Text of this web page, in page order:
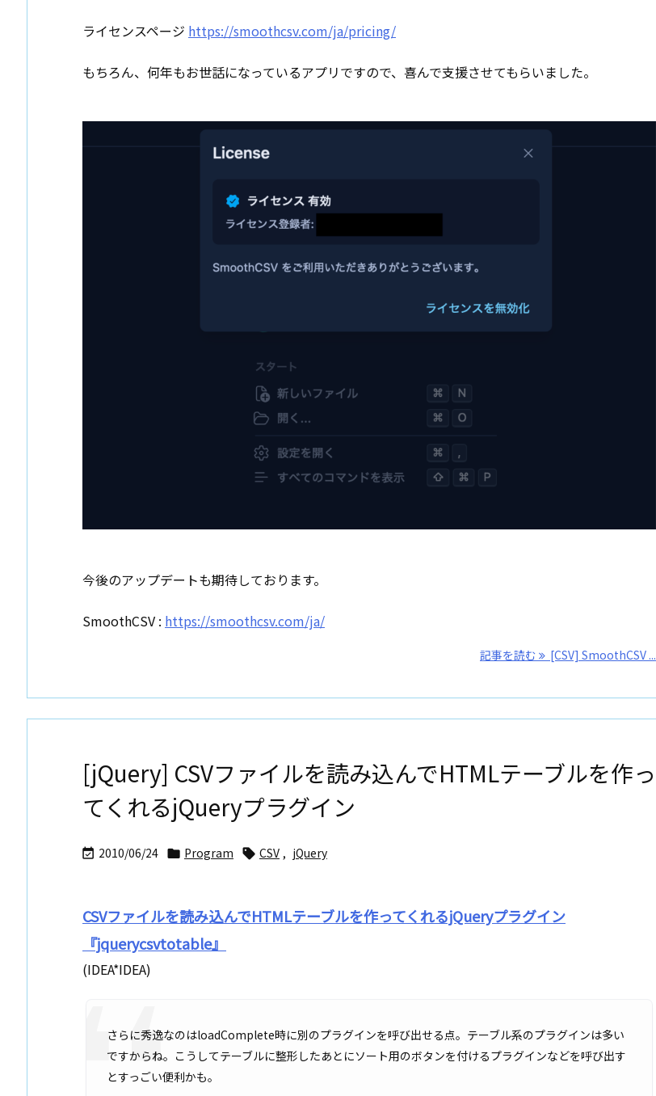
ライセンスページ https://smoothcsv.com/ja/pricing/
もちろん、何年もお世話になっているアプリですので、喜んで支援させてもらいました。
今後のアップデートも期待しております。
SmoothCSV : https://smoothcsv.com/ja/
記事を読む [CSV] SmoothCSV ...
[jQuery] CSVファイルを読み込んでHTMLテーブルを作っ
てくれるjQueryプラグイン
 2010/06/24  Program  CSV , jQuery
CSVファイルを読み込んでHTMLテーブルを作ってくれるjQueryプラグイン
『jquerycsvtotable』
(IDEA*IDEA)
さらに秀逸なのはloadComplete時に別のプラグインを呼び出せる点。テーブル系のプラグインは多い
ですからね。こうしてテーブルに整形したあとにソート用のボタンを付けるプラグインなどを呼び出す
とすっごい便利かも。